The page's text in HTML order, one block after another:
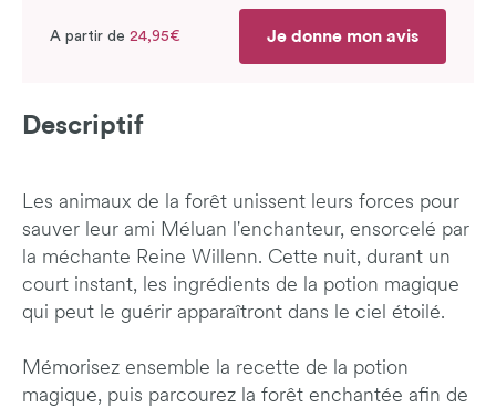
A partir de 24,95€ Je donne mon avis
Descriptif
Les animaux de la forêt unissent leurs forces pour
sauver leur ami Méluan l'enchanteur, ensorcelé par
la méchante Reine Willenn. Cette nuit, durant un
court instant, les ingrédients de la potion magique
qui peut le guérir apparaîtront dans le ciel étoilé.
Mémorisez ensemble la recette de la potion
magique, puis parcourez la forêt enchantée afin de